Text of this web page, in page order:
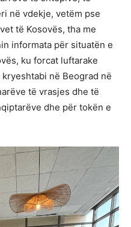
në vdekje, vetëm pse
të Kosovës, tha me
informata për situatën e
ku forcat luftarake
në Beograd në
të vrasjes dhe të
dhe për tokën e